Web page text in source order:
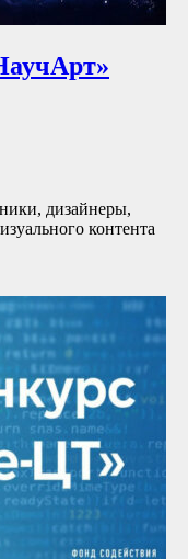
дизайнеры,
контента